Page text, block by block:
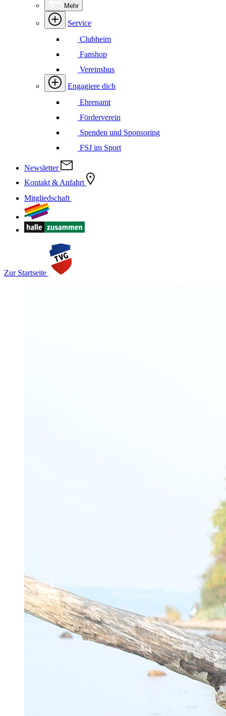
Mehr
Service
Clubheim
Fanshop
Vereinsbus
Engagiere dich
Ehrenamt
Förderverein
Spenden und Sponsoring
FSJ im Sport
Newsletter
Kontakt & Anfahrt
Mitgliedschaft
Zur Startseite